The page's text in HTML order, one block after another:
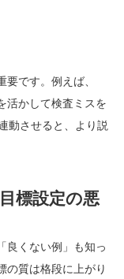
です。例えば、
活かして検査ミスを
動させると、より説
標設定の悪
良くない例」も知っ
の質は格段に上がり